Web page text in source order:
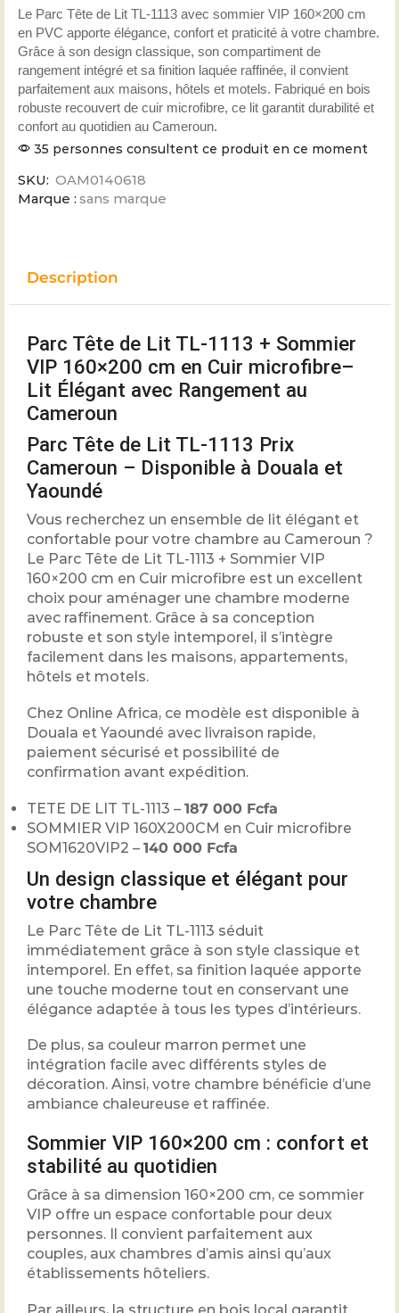
Le Parc Tête de Lit TL-1113 avec sommier VIP 160×200 cm
en PVC apporte élégance, confort et praticité à votre chambre.
Grâce à son design classique, son compartiment de
rangement intégré et sa finition laquée raffinée, il convient
parfaitement aux maisons, hôtels et motels. Fabriqué en bois
robuste recouvert de cuir microfibre, ce lit garantit durabilité et
confort au quotidien au Cameroun.
35 personnes consultent ce produit en ce moment
SKU: OAM0140618
Marque : sans marque
Description
Parc Tête de Lit TL-1113 + Sommier
VIP 160×200 cm en Cuir microfibre–
Lit Élégant avec Rangement au
Cameroun
Parc Tête de Lit TL-1113 Prix
Cameroun – Disponible à Douala et
Yaoundé
Vous recherchez un ensemble de lit élégant et
confortable pour votre chambre au Cameroun ?
Le Parc Tête de Lit TL-1113 + Sommier VIP
160×200 cm en Cuir microfibre est un excellent
choix pour aménager une chambre moderne
avec raffinement. Grâce à sa conception
robuste et son style intemporel, il s’intègre
facilement dans les maisons, appartements,
hôtels et motels.
Chez Online Africa, ce modèle est disponible à
Douala et Yaoundé avec livraison rapide,
paiement sécurisé et possibilité de
confirmation avant expédition.
TETE DE LIT TL-1113 – 187 000 Fcfa
SOMMIER VIP 160X200CM en Cuir microfibre
SOM1620VIP2 – 140 000 Fcfa
Un design classique et élégant pour
votre chambre
Le Parc Tête de Lit TL-1113 séduit
immédiatement grâce à son style classique et
intemporel. En effet, sa finition laquée apporte
une touche moderne tout en conservant une
élégance adaptée à tous les types d’intérieurs.
De plus, sa couleur marron permet une
intégration facile avec différents styles de
décoration. Ainsi, votre chambre bénéficie d’une
ambiance chaleureuse et raffinée.
Sommier VIP 160×200 cm : confort et
stabilité au quotidien
Grâce à sa dimension 160×200 cm, ce sommier
VIP offre un espace confortable pour deux
personnes. Il convient parfaitement aux
couples, aux chambres d’amis ainsi qu’aux
établissements hôteliers.
Par ailleurs, la structure en bois local garantit